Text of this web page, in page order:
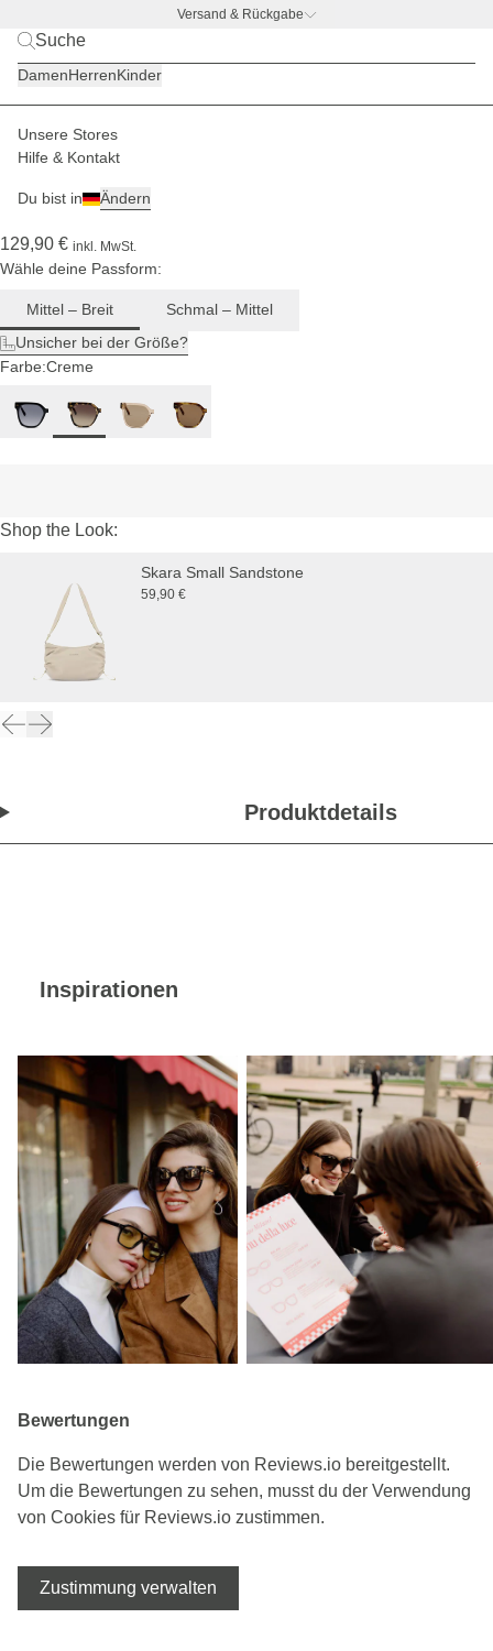
Versand & Rückgabe
DamenHerrenKinder
Unsere Stores
Hilfe & Kontakt
Du bist in Ändern
Damen Sonnenbrillen
Für mittlere
bis breite
(175)
129,90 € inkl. MwSt.
Wähle deine Passform:
Mittel – Breit
Schmal – Mittel
Unsicher bei der Größe?
Farbe:Creme
Shop the Look:
Skara Small Sandstone
59,90 €
Produktdetails
Inspirationen
Bewertungen
Die Bewertungen werden von Reviews.io bereitgestellt.
Um die Bewertungen zu sehen, musst du der Verwendung
von Cookies für Reviews.io zustimmen.
Zustimmung verwalten